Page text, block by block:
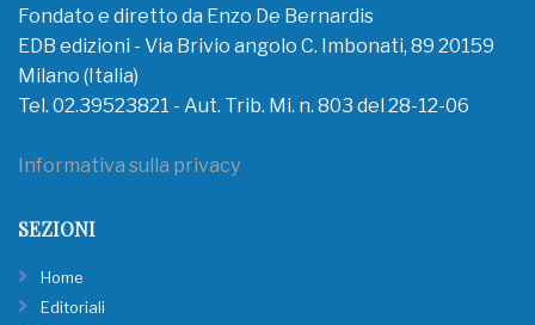
Fondato e diretto da Enzo De Bernardis
EDB edizioni - Via Brivio angolo C. Imbonati, 89 20159
Milano (Italia)
Tel. 02.39523821 - Aut. Trib. Mi. n. 803 del 28-12-06
Informativa sulla privacy
SEZIONI
Home
Editoriali